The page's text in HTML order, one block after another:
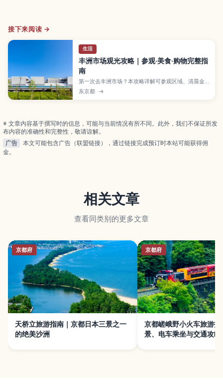
接下来阅读 →
生活
丰洲市场观光攻略｜参观·美食·购物完整指
南
第一次去丰洲市场？本攻略详解可参观区域、清晨金
枪鱼竞拍观览方式、人气美食与购物动线，以及不同
时段的游览建议和交通注意事项，助你高效玩转东京
东京都 →
※ 文章内容基于撰写时的信息，可能与当前情况有所不同。此外，我们不保证所发
布内容的准确性和完整性，敬请谅解。
广告
本文可能包含广告（联盟链接），通过链接完成预订时本站可能获得佣
金。
相关文章
查看同类别的更多文章
京都府
天桥立旅游指南｜京都日本三景之一
的绝美沙洲
京都府
京都嵯峨野小火车旅游指
景、电车乘坐与交通攻略